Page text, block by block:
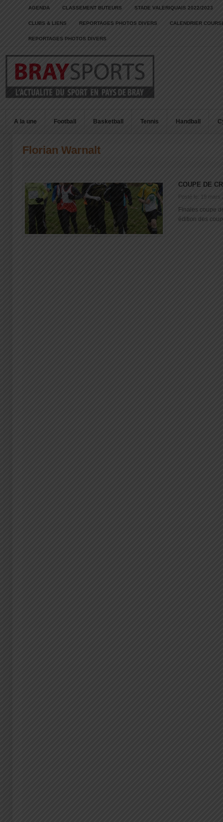
AGENDA CLASSEMENT BUTEURS STADE VALERIQUAIS 2022/2023
CLUBS & LIENS REPORTAGES PHOTOS DIVERS CALENDRIER
REPORTAGES PHOTOS DIVERS
A la une Football Basketball Tennis Handball
Florian Warnalt
COUPE DE
Posté le: 19 mars
Finales coupe
édition des